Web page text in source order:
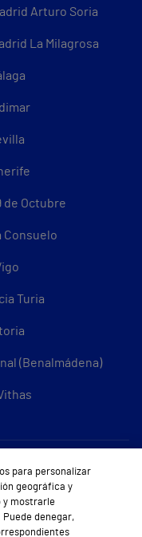
Arturo Soria
La Milagrosa
de Octubre
Consuelo
Turia
(Benalmádena)
para personalizar
geográfica y
y mostrarle
denegar,